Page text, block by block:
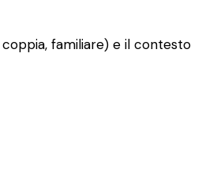
familiare) e il contesto